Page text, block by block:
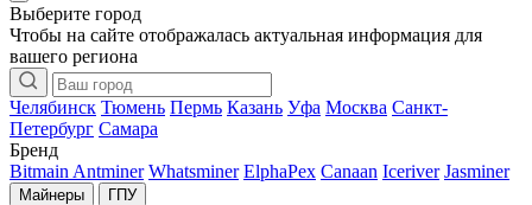
Выберите город
Чтобы на сайте отображалась актуальная информация для
вашего региона
Челябинск Тюмень Пермь Казань Уфа Москва Санкт-
Петербург Самара
Бренд
Bitmain Antminer Whatsminer ElphaPex Canaan Iceriver Jasminer
Майнеры ГПУ